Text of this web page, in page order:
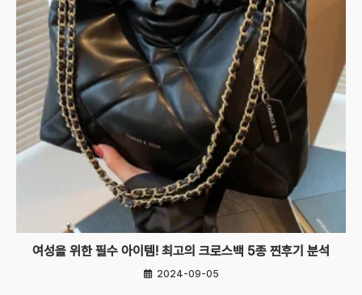
여성을 위한 필수 아이템! 최고의 크로스백 5종 찐후기 분석
2024-09-05